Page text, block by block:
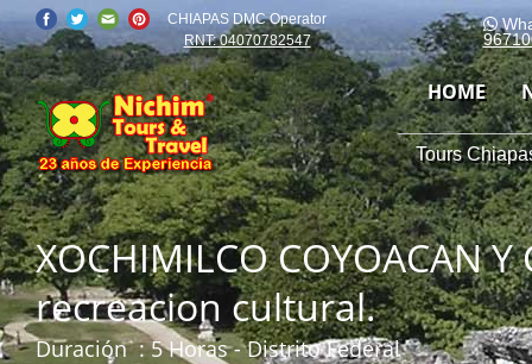
CHIAPAS DMC Operator
RNT: 04070782547
HOME
Tours
XOCHIMILCO COYOACAN
recreacion cultural.
Duración : 5 Horas - Distrito Federal